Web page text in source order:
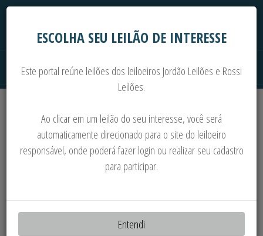
Imoveis Máquinas Sucata
PNEUS, MÁQUINAS PESADAS E
COMPONENTES CAT E OUTROS
ESCOLHA SEU LEILÃO DE INTERESSE
Este portal reúne leilões dos leiloeiros Jordão Leilões e Rossi
Leilões.
Ao clicar em um leilão do seu interesse, você será
automaticamente direcionado para o site do leiloeiro
responsável, onde poderá fazer login ou realizar seu cadastro
para participar.
Entendi